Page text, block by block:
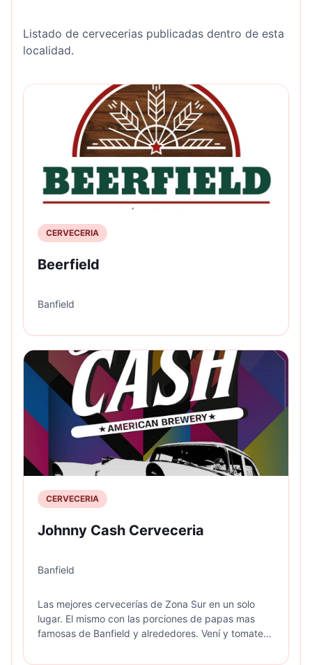
Listado de cervecerias publicadas dentro de esta
localidad.
CERVECERIA
Beerfield
Banfield
CERVECERIA
Johnny Cash Cerveceria
Banfield
Las mejores cervecerías de Zona Sur en un solo
lugar. El mismo con las porciones de papas mas
famosas de Banfield y alrededores. Vení y tomate